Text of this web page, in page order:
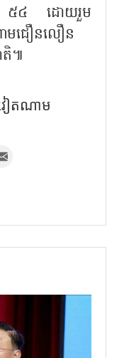
៥៤ ដោយរួម
មជឿនលឿន
តិ៕
ៀតណាម